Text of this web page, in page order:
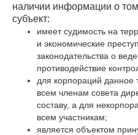
наличии информации о
субъект:
имеет судимость на
и экономические
законодательства о
противодействие
для корпораций данное
всем членам совета
составу, а для
всем участникам;
является объектом